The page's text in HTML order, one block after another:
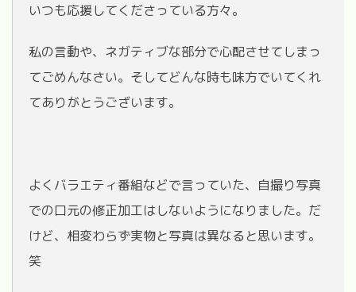
いつも応援してくださっている方々。
私の言動や、ネガティブな部分で心配させてしまっ
てごめんなさい。そしてどんな時も味方でいてくれ
てありがとうございます。
よくバラエティ番組などで言っていた、自撮り写真
での口元の修正加工はしないようになりました。だ
けど、相変わらず実物と写真は異なると思います。
笑